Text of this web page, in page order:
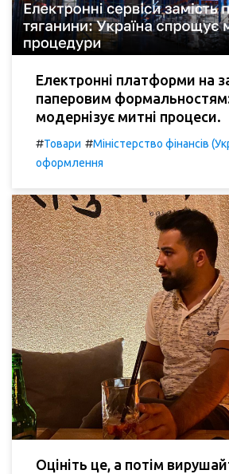
Електронні платформи на
паперовим формальностям:
модернізує митні процеси.
#Товари #Міністерство фінансів
оформлення
Оцініть це, а потім